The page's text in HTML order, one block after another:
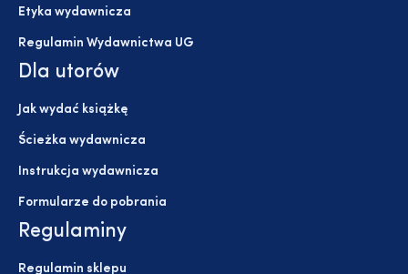
Etyka wydawnicza
Regulamin Wydawnictwa UG
Dla utorów
Jak wydać książkę
Ścieżka wydawnicza
Instrukcja wydawnicza
Formularze do pobrania
Regulaminy
Regulamin sklepu